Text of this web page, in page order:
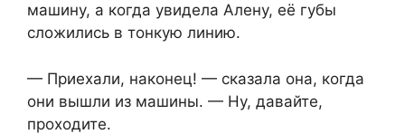
машину, а когда увидела Алену, её губы
сложились в тонкую линию.
— Приехали, наконец! — сказала она, когда
они вышли из машины. — Ну, давайте,
проходите.